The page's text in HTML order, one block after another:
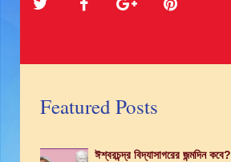
Featured Posts
ঈশ্বরচন্দ্র বিদ্যাসাগরের জন্মদিন কবে?